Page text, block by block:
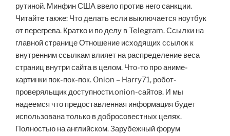
рутиной. Минфин США ввело против него санкции.
Читайте также: Что делать если выключается ноутбук
от перегрева. Кратко и по делу в Telegram. Ссылки на
главной странице Отношение исходящих ссылок к
внутренним ссылкам влияет на распределение веса
страниц внутри сайта в целом. Что-то про аниме-
картинки пок-пок-пок. Onion – Harry71, робот-
проверяльщик доступности.onion-сайтов. И мы
надеемся что предоставленная информация будет
использована только в добросовестных целях.
Полностью на английском. Зарубежный форум